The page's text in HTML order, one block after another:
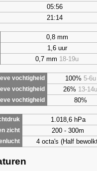
05:56
21:14
0,8 mm
1,6 uur
0,7 mm 18-19u
vochtigheid 100% 5-6u
vochtigheid 26% 13-14u
vochtigheid 80%
1.018,6 hPa
zicht 200 - 300m
4 octa's (Half